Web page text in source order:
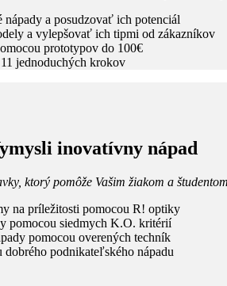
a posudzovať ich potenciál
a vylepšovať ich tipmi od zákazníkov
prototypov do 100€
jednoduchých krokov
inovatívny nápad
ktorý pomôže Vašim žiakom a
na príležitosti pomocou R! optiky
pomocou siedmych K.O. kritérií
pomocou overených techník
podnikateľského nápadu